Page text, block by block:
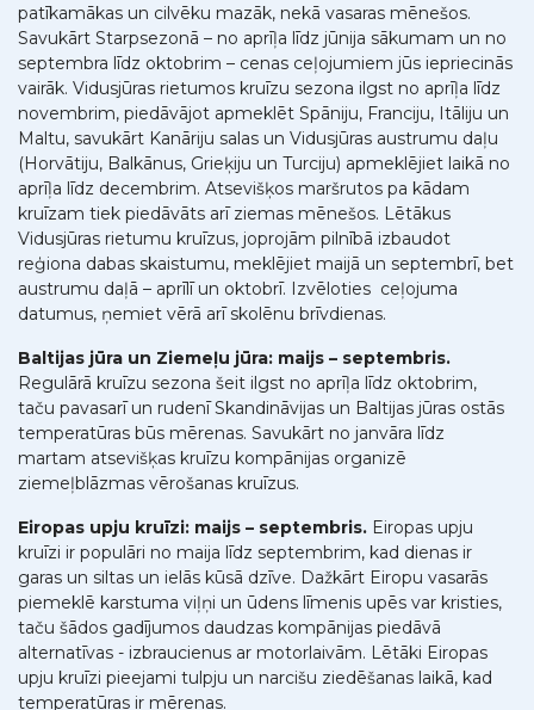
patīkamākas un cilvēku mazāk, nekā vasaras mēnešos.
Savukārt Starpsezonā – no aprīļa līdz jūnija sākumam un no
septembra līdz oktobrim – cenas ceļojumiem jūs iepriecinās
vairāk. Vidusjūras rietumos kruīzu sezona ilgst no aprīļa līdz
novembrim, piedāvājot apmeklēt Spāniju, Franciju, Itāliju un
Maltu, savukārt Kanāriju salas un Vidusjūras austrumu daļu
(Horvātiju, Balkānus, Grieķiju un Turciju) apmeklējiet laikā no
aprīļa līdz decembrim. Atsevišķos maršrutos pa kādam
kruīzam tiek piedāvāts arī ziemas mēnešos. Lētākus
Vidusjūras rietumu kruīzus, joprojām pilnībā izbaudot
reģiona dabas skaistumu, meklējiet maijā un septembrī, bet
austrumu daļā – aprīlī un oktobrī. Izvēloties ceļojuma
datumus, ņemiet vērā arī skolēnu brīvdienas.
Baltijas jūra un Ziemeļu jūra: maijs – septembris.
Regulārā kruīzu sezona šeit ilgst no aprīļa līdz oktobrim,
taču pavasarī un rudenī Skandināvijas un Baltijas jūras ostās
temperatūras būs mērenas. Savukārt no janvāra līdz
martam atsevišķas kruīzu kompānijas organizē
ziemeļblāzmas vērošanas kruīzus.
Eiropas upju kruīzi: maijs – septembris. Eiropas upju
kruīzi ir populāri no maija līdz septembrim, kad dienas ir
garas un siltas un ielās kūsā dzīve. Dažkārt Eiropu vasarās
piemeklē karstuma viļņi un ūdens līmenis upēs var kristies,
taču šādos gadījumos daudzas kompānijas piedāvā
alternatīvas - izbraucienus ar motorlaivām. Lētāki Eiropas
upju kruīzi pieejami tulpju un narcišu ziedēšanas laikā, kad
temperatūras ir mērenas.